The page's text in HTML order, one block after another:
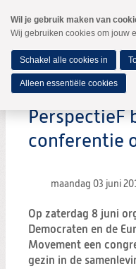
naar
Spring
de
inhoud
Spring
naar
hoofdmenu
PerspectieF
conferentie
maandag 03 juni
Op zaterdag 8 juni
Democraten en de
Movement een
gezin in de
Wil je gebruik maken van
Wij gebruiken cookies om jouw
Schakel alle cookies in
Alleen essentiële cookies